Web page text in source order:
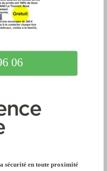
06
sécurité en toute proximité